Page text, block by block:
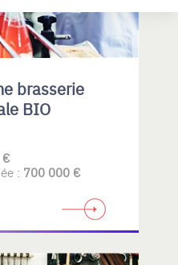
brasserie
BIO
: 700 000 €